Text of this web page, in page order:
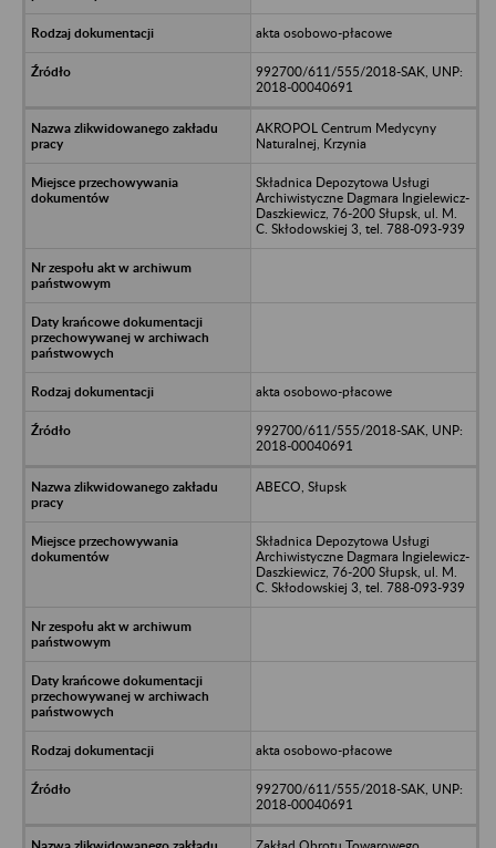
akta osobowo-płacowe
992700/611/555/2018-SAK, UNP:
2018-00040691
AKROPOL Centrum Medycyny
Naturalnej, Krzynia
Składnica Depozytowa Usługi
Archiwistyczne Dagmara Ingielewicz-
Daszkiewicz, 76-200 Słupsk, ul. M.
C. Skłodowskiej 3, tel. 788-093-939
akta osobowo-płacowe
992700/611/555/2018-SAK, UNP:
2018-00040691
ABECO, Słupsk
Składnica Depozytowa Usługi
Archiwistyczne Dagmara Ingielewicz-
Daszkiewicz, 76-200 Słupsk, ul. M.
C. Skłodowskiej 3, tel. 788-093-939
akta osobowo-płacowe
992700/611/555/2018-SAK, UNP:
2018-00040691